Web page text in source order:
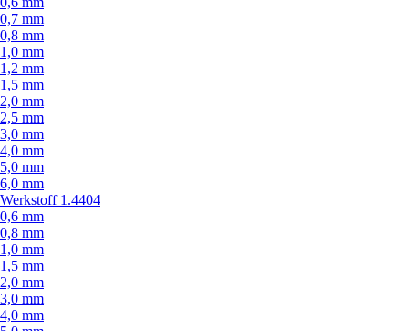
0,7 mm
0,8 mm
1,0 mm
1,2 mm
1,5 mm
2,0 mm
2,5 mm
3,0 mm
4,0 mm
5,0 mm
6,0 mm
Werkstoff 1.4404
0,6 mm
0,8 mm
1,0 mm
1,5 mm
2,0 mm
3,0 mm
4,0 mm